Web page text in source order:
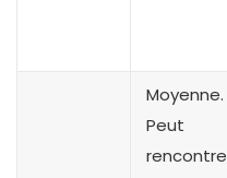
Moyenne.
Peut
rencontre